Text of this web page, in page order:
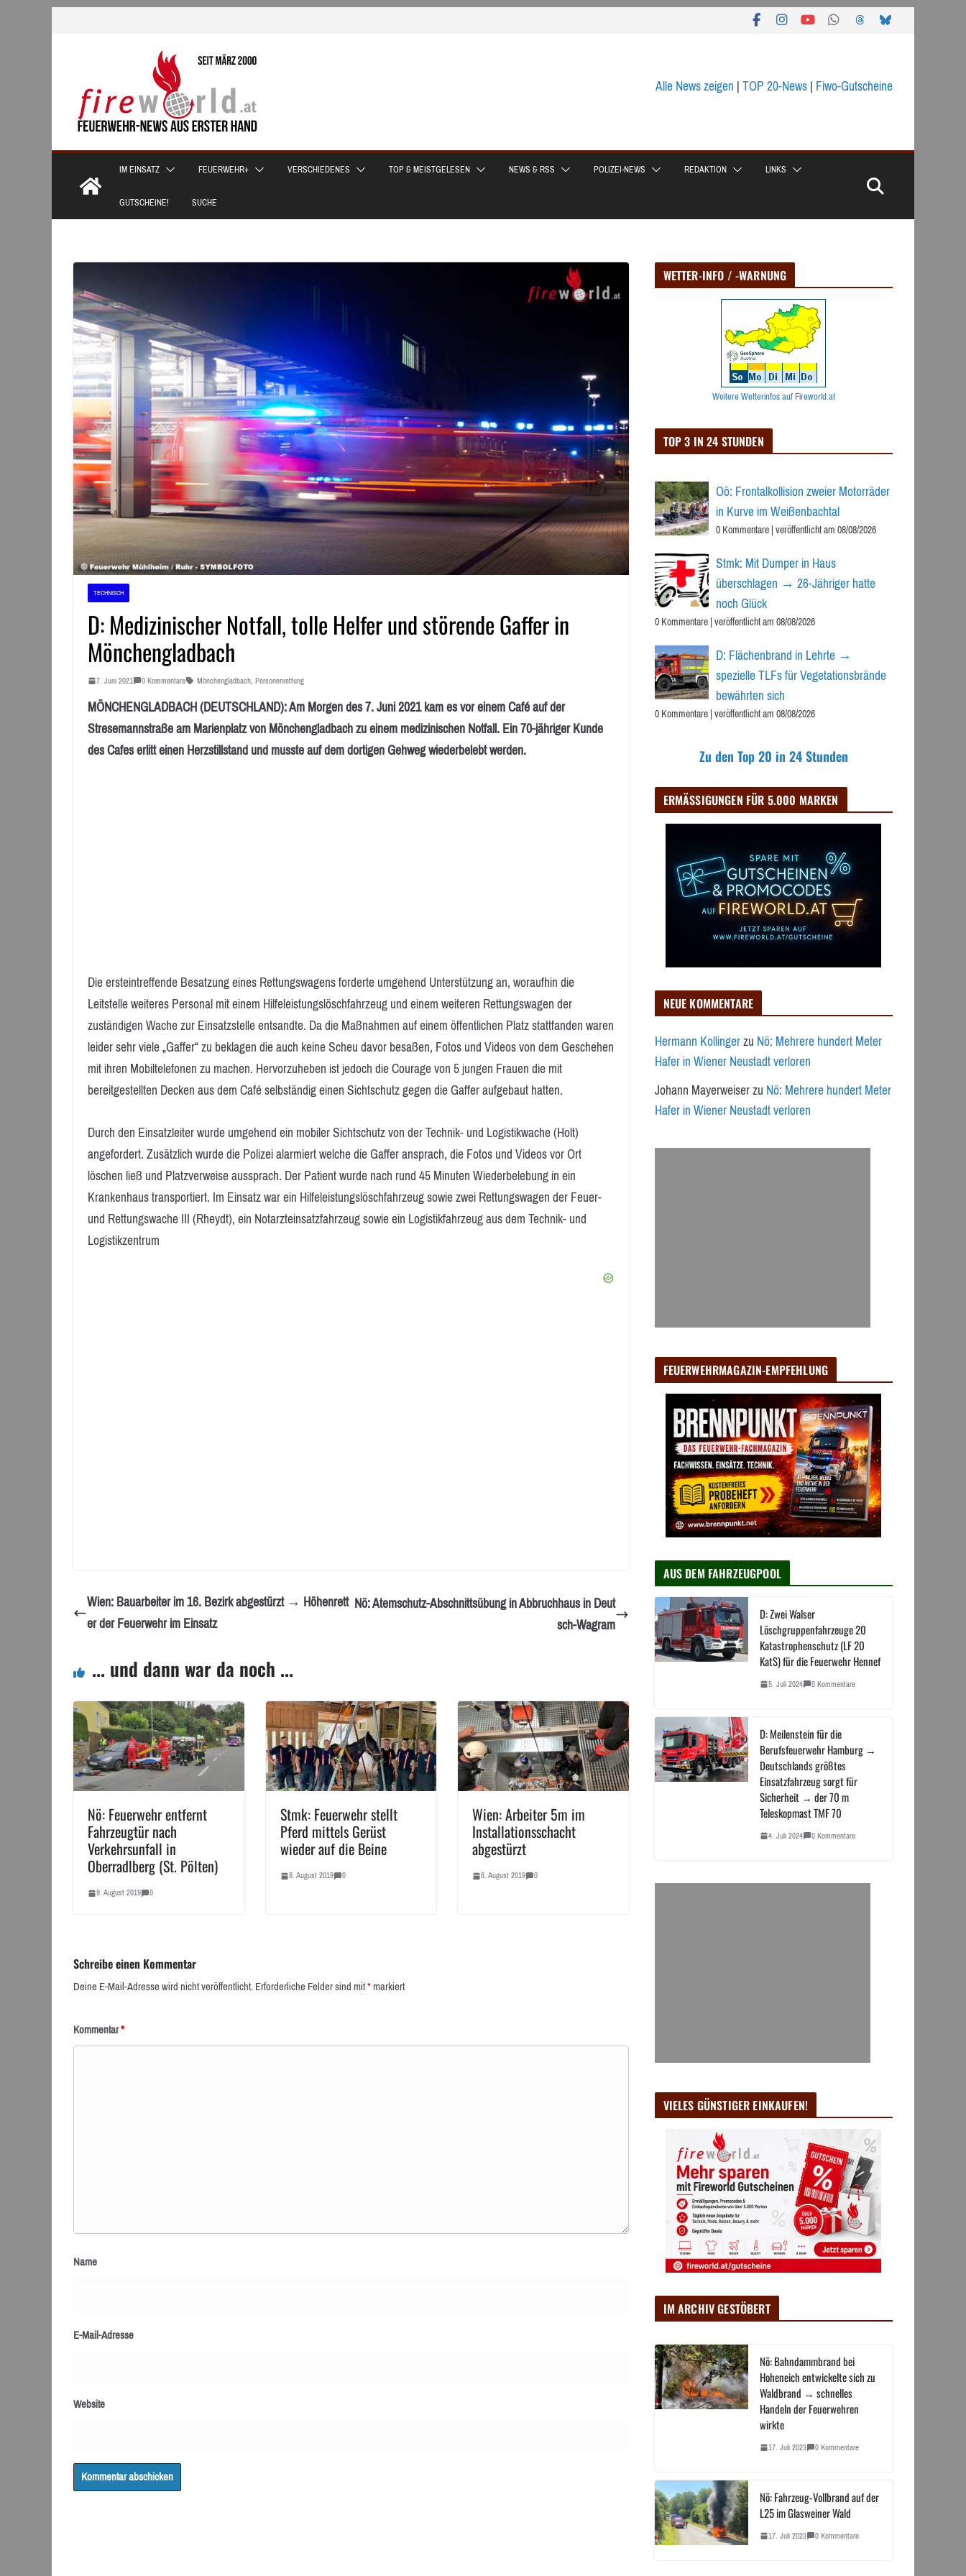
Alle News zeigen|TOP 20-News|Fiwo-Gutscheine
IM EINSATZ FEUERWEHR+ VERSCHIEDENES TOP & MEISTGELESEN NEWS & RSS POLIZEI-NEWS REDAKTION LINKS
GUTSCHEINE! SUCHE
TECHNISCH
D: Medizinischer Notfall, tolle Helfer und störende Gaffer in
Mönchengladbach
7. Juni 2021 0 Kommentare Mönchengladbach, Personenrettung
MÖNCHENGLADBACH (DEUTSCHLAND): Am Morgen des 7. Juni 2021 kam es vor einem Café auf der
Stresemannstraße am Marienplatz von Mönchengladbach zu einem medizinischen Notfall. Ein 70-jähriger Kunde
des Cafes erlitt einen Herzstillstand und musste auf dem dortigen Gehweg wiederbelebt werden.
Die ersteintreffende Besatzung eines Rettungswagens forderte umgehend Unterstützung an, woraufhin die
Leitstelle weiteres Personal mit einem Hilfeleistungslöschfahrzeug und einem weiteren Rettungswagen der
zuständigen Wache zur Einsatzstelle entsandte. Da die Maßnahmen auf einem öffentlichen Platz stattfanden waren
leider sehr viele „Gaffer“ zu beklagen die auch keine Scheu davor besaßen, Fotos und Videos von dem Geschehen
mit ihren Mobiltelefonen zu machen. Hervorzuheben ist jedoch die Courage von 5 jungen Frauen die mit
bereitgestellten Decken aus dem Café selbständig einen Sichtschutz gegen die Gaffer aufgebaut hatten.
Durch den Einsatzleiter wurde umgehend ein mobiler Sichtschutz von der Technik- und Logistikwache (Holt)
angefordert. Zusätzlich wurde die Polizei alarmiert welche die Gaffer ansprach, die Fotos und Videos vor Ort
löschen ließ und Platzverweise aussprach. Der Patient wurde nach rund 45 Minuten Wiederbelebung in ein
Krankenhaus transportiert. Im Einsatz war ein Hilfeleistungslöschfahrzeug sowie zwei Rettungswagen der Feuer-
und Rettungswache III (Rheydt), ein Notarzteinsatzfahrzeug sowie ein Logistikfahrzeug aus dem Technik- und
Logistikzentrum
Wien: Bauarbeiter im 16. Bezirk abgestürzt → Höhenrett
er der Feuerwehr im Einsatz
Nö: Atemschutz-Abschnittsübung in Abbruchhaus in Deut
sch-Wagram
... und dann war da noch ...
Nö: Feuerwehr entfernt
Fahrzeugtür nach
Verkehrsunfall in
Oberradlberg (St. Pölten)
9. August 2019 0
Stmk: Feuerwehr stellt
Pferd mittels Gerüst
wieder auf die Beine
8. August 2019 0
Wien: Arbeiter 5m im
Installationsschacht
abgestürzt
8. August 2019 0
Schreibe einen Kommentar
Deine E-Mail-Adresse wird nicht veröffentlicht.Erforderliche Felder sind mit*markiert
Kommentar*
Name
E-Mail-Adresse
Website
WETTER-INFO / -WARNUNG
Weitere Wetterinfos auf Fireworld.at
TOP 3 IN 24 STUNDEN
Oö: Frontalkollision zweier Motorräder
in Kurve im Weißenbachtal
0 Kommentare|veröffentlicht am 08/08/2026
Stmk: Mit Dumper in Haus
überschlagen → 26-Jähriger hatte
noch Glück
0 Kommentare|veröffentlicht am 08/08/2026
D: Flächenbrand in Lehrte →
spezielle TLFs für Vegetationsbrände
bewährten sich
0 Kommentare|veröffentlicht am 08/08/2026
Zu den Top 20 in 24 Stunden
ERMÄSSIGUNGEN FÜR 5.000 MARKEN
NEUE KOMMENTARE
Hermann KollingerzuNö: Mehrere hundert Meter
Hafer in Wiener Neustadt verloren
Johann MayerweiserzuNö: Mehrere hundert Meter
Hafer in Wiener Neustadt verloren
FEUERWEHRMAGAZIN-EMPFEHLUNG
AUS DEM FAHRZEUGPOOL
D: Zwei Walser
Löschgruppenfahrzeuge 20
Katastrophenschutz (LF 20
KatS) für die Feuerwehr Hennef
5. Juli 2024 0 Kommentare
D: Meilenstein für die
Berufsfeuerwehr Hamburg →
Deutschlands größtes
Einsatzfahrzeug sorgt für
Sicherheit → der 70 m
Teleskopmast TMF 70
4. Juli 2024 0 Kommentare
VIELES GÜNSTIGER EINKAUFEN!
IM ARCHIV GESTÖBERT
Nö: Bahndammbrand bei
Hoheneich entwickelte sich zu
Waldbrand → schnelles
Handeln der Feuerwehren
wirkte
17. Juli 2023 0 Kommentare
Nö: Fahrzeug-Vollbrand auf der
L25 im Glasweiner Wald
17. Juli 2023 0 Kommentare